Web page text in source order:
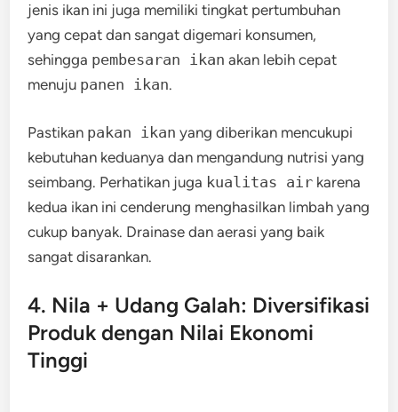
jenis ikan ini juga memiliki tingkat pertumbuhan
yang cepat dan sangat digemari konsumen,
sehingga pembesaran ikan akan lebih cepat
menuju panen ikan.
Pastikan pakan ikan yang diberikan mencukupi
kebutuhan keduanya dan mengandung nutrisi yang
seimbang. Perhatikan juga kualitas air karena
kedua ikan ini cenderung menghasilkan limbah yang
cukup banyak. Drainase dan aerasi yang baik
sangat disarankan.
4. Nila + Udang Galah: Diversifikasi
Produk dengan Nilai Ekonomi
Tinggi